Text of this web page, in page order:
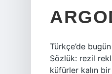
Türkçe’de
Sözlük: rezil
küfürler kalın